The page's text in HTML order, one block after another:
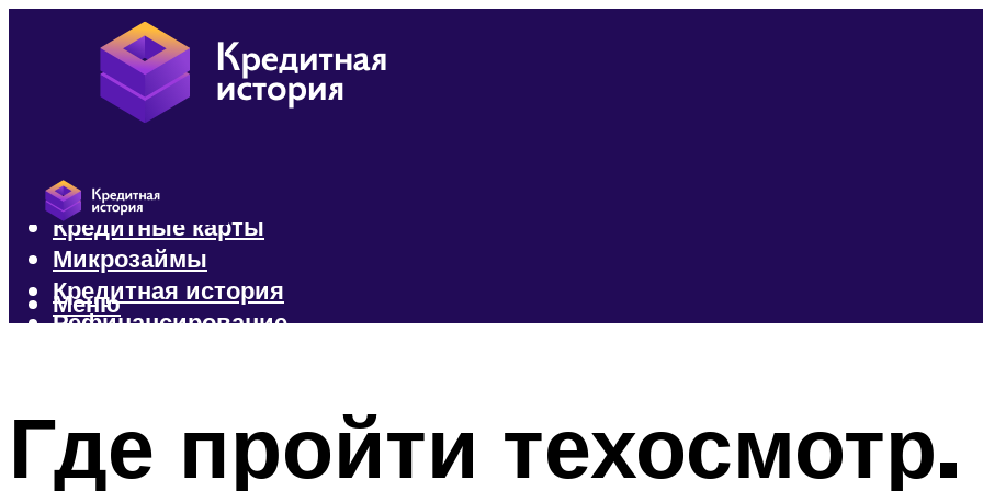
Кредиты
Кредитные карты
Микрозаймы
Кредитная история
Рефинансирование
Меню
Где пройти